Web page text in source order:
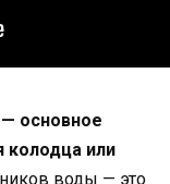
основное
колодца или
воды — это